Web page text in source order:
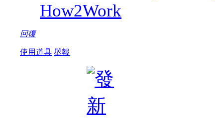
How2Work
回復
使用道具 舉報